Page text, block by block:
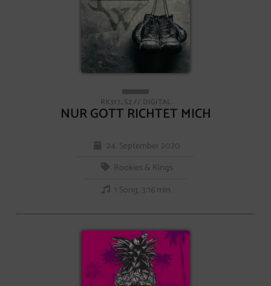
RK317_S2 // DIGITAL
NUR GOTT RICHTET MICH
24. September 2020
Rookies & Kings
1 Song, 3:16 min.